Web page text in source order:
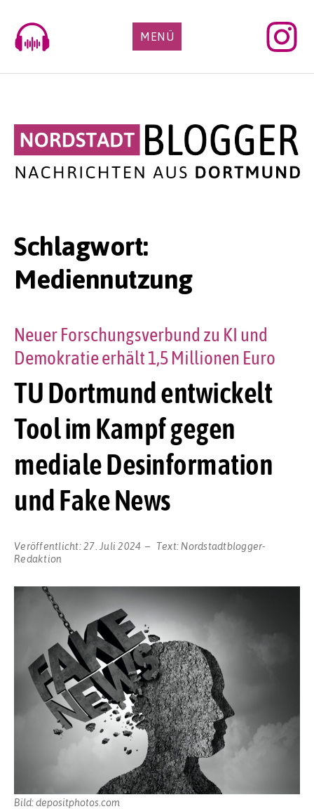
content
MENÜ
Schlagwort:
Mediennutzung
TU Dortmund entwickelt
Tool im Kampf gegen
mediale Desinformation
und Fake News
Neuer Forschungsverbund zu KI und
Demokratie erhält 1,5 Millionen Euro
Veröffentlicht:27. Juli 2024 Text: Nordstadtblogger-
Redaktion
Bild: depositphotos.com